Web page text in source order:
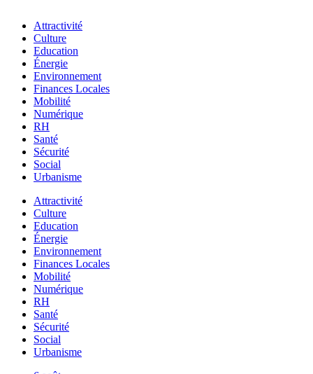
Attractivité
Culture
Education
Énergie
Environnement
Finances Locales
Mobilité
Numérique
RH
Santé
Sécurité
Social
Urbanisme
Attractivité
Culture
Education
Énergie
Environnement
Finances Locales
Mobilité
Numérique
RH
Santé
Sécurité
Social
Urbanisme